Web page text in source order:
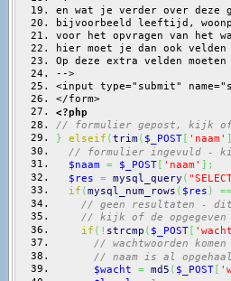
en wat je verder over deze
bijvoorbeeld leeftijd,
voor het opvragen van het
hier moet je dan ook
Op deze extra velden
-->
<input type="submit"
</form>
<?php
// formulier gepost, kijk of
}
elseif (trim ( $_POST [ 'naam'
// formulier ingevuld -
$naam
= $_POST [ 'naam' ] ;
$res
= mysql_query (
if (mysql_num_rows ( $res )
// geen resultaten -
// kijk of de opgegeven
if ( ! strcmp ( $_POST[
// wachtwoorden
// naam is al
$wacht
= md5 ( $_POST [